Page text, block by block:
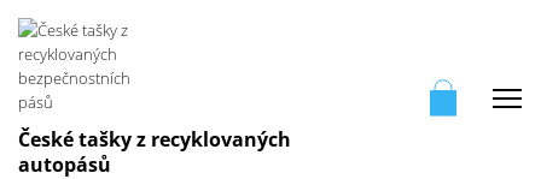
České tašky z recyklovaných
autopásů